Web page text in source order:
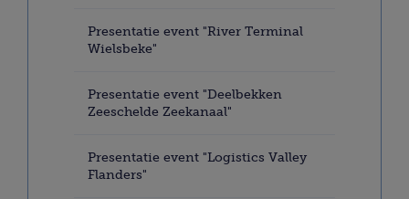
Presentatie event "River Terminal
Wielsbeke"
Presentatie event "Deelbekken
Zeeschelde Zeekanaal"
Presentatie event "Logistics Valley
Flanders"